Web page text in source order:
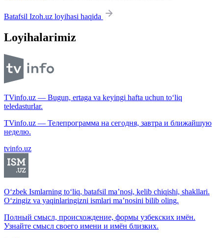
Batafsil Izoh.uz loyihasi haqida
Loyihalarimiz
TVinfo.uz — Bugun, ertaga va keyingi hafta uchun to‘liq
teledasturlar.
TVinfo.uz — Телепрограмма на сегодня, завтра и ближайшую
неделю.
tvinfo.uz
O‘zbek Ismlarning to‘liq, batafsil ma’nosi, kelib chiqishi, shakllari.
O‘zingiz va yaqinlaringizni ismlari ma’nosini bilib oling.
Полный смысл, происхождение, формы узбекских имён.
Узнайте смысл своего имени и имён близких.